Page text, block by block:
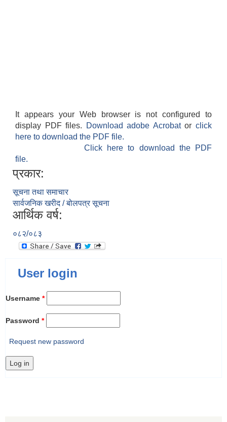
It appears your Web browser is not configured to
display PDF files.
Download adobe Acrobatorclick
here to download the PDF file.
Click here to download the PDF
file.
प्रकार:
सूचना तथा समाचार
सार्वजनिक खरीद / बोलपत्र सूचना
आर्थिक वर्ष:
०८२/०८३
User login
Username *
Password *
Request new password